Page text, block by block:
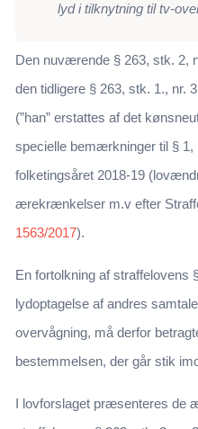
lyd i tilknytning til tv-
Den nuværende § 263, stk. 2,
den tidligere § 263, stk. 1., nr.
(”han” erstattes af det
specielle bemærkninger til § 1,
folketingsåret 2018-19
ærekrænkelser m.v efter
1563/2017).
En fortolkning af straffelovens
lydoptagelse af andres
overvågning, må derfor
bestemmelsen, der går stik
I lovforslaget præsenteres de